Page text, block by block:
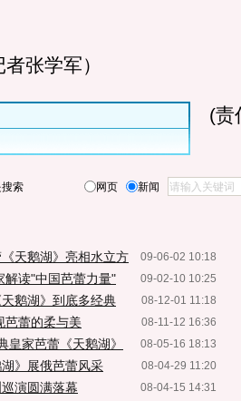
张学军）
(责
索 网页 新闻
09-06-02 10:18
《天鹅湖》亮相水立方
09-02-10 10:25
解读"中国芭蕾力量"
08-12-01 11:18
鹅湖》到底多经典
08-11-12 16:36
芭蕾的柔与美
08-05-16 18:13
皇家芭蕾《天鹅湖》
08-04-29 11:20
》展俄芭蕾风采
08-04-15 14:31
演圆满落幕